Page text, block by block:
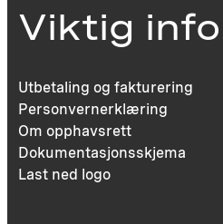
Viktig info
Utbetaling og fakturering
Personvernerklæring
Om opphavsrett
Dokumentasjonsskjema
Last ned logo